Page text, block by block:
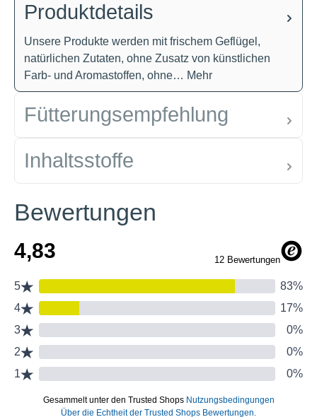
Produktdetails
Unsere Produkte werden mit frischem Geflügel,
natürlichen Zutaten, ohne Zusatz von künstlichen
Farb- und Aromastoffen, ohne… Mehr
Fütterungsempfehlung
Inhaltsstoffe
Bewertungen